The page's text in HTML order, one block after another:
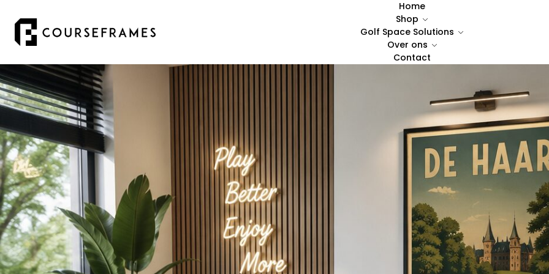
Home
Shop
Golf Space Solutions
Over ons
Contact